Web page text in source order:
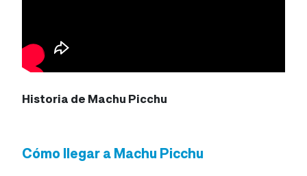
Historia de Machu Picchu
Cómo llegar a Machu Picchu